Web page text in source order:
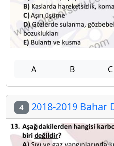
A B C
4 2018-2019 Bahar